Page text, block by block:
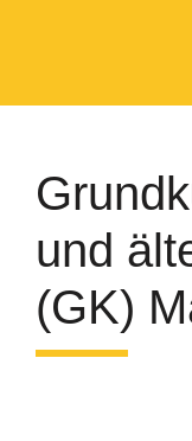
und
(GK)